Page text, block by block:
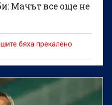
Мачът все още не
бяха прекалено